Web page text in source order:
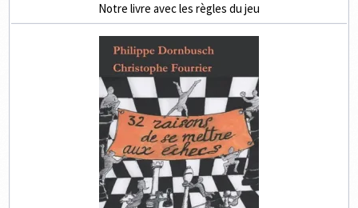
Notre livre avec les règles du jeu